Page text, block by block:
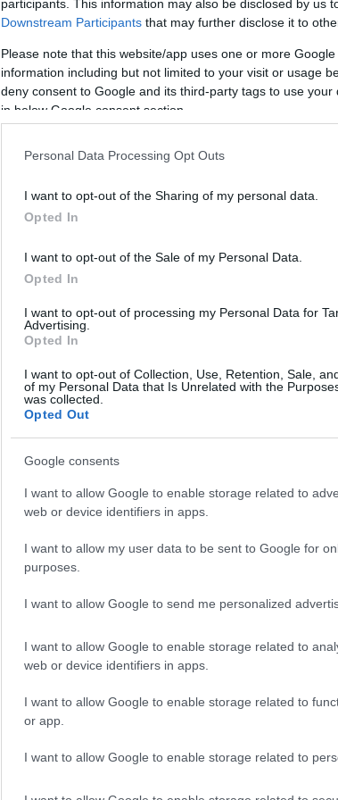
participants. This information may also be disclosed by us
Downstream Participants that may further disclose it to
Please note that this website/app uses one or more
information including but not limited to your visit or usage
deny consent to Google and its third-party tags to use
in below Google consent section.
Personal Data Processing Opt Outs
I want to opt-out of the Sharing of my personal data.
Opted In
I want to opt-out of the Sale of my Personal Data.
Opted In
I want to opt-out of processing my Personal Data for
Advertising.
Opted In
I want to opt-out of Collection, Use, Retention, Sale,
of my Personal Data that Is Unrelated with the
was collected.
Opted Out
Google consents
I want to allow Google to enable storage related to
web or device identifiers in apps.
I want to allow my user data to be sent to Google for
purposes.
I want to allow Google to send me personalized
I want to allow Google to enable storage related to
web or device identifiers in apps.
I want to allow Google to enable storage related to
or app.
I want to allow Google to enable storage related to
A 20 éves Harry herceg emlékezetes fotója a
Meghan Markle érkezésekor az
úgy beállítani, mintha az amerikai
herceg ugyan csak hatodik az
megélhetési herceg, tehát a szerepe
Azonban alkotmányos
mindig is sok botrányt
életmódjával, oktalan
valószínűleg legszívesebben